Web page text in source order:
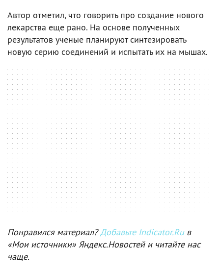
Автор отметил, что говорить про создание нового
лекарства еще рано. На основе полученных
результатов ученые планируют синтезировать
новую серию соединений и испытать их на мышах.
Понравился материал?Добавьте Indicator.Ruв
«Мои источники» Яндекс.Новостей и читайте нас
чаще.